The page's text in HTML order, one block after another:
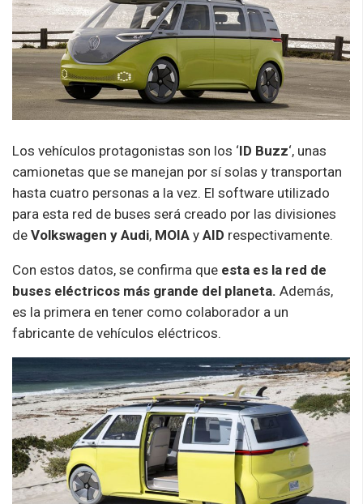
Los vehículos protagonistas son los ‘ID Buzz‘, unas
camionetas que se manejan por sí solas y transportan
hasta cuatro personas a la vez. El software utilizado
para esta red de buses será creado por las divisiones
de Volkswagen y Audi, MOIA y AID respectivamente.
Con estos datos, se confirma que esta es la red de
buses eléctricos más grande del planeta. Además,
es la primera en tener como colaborador a un
fabricante de vehículos eléctricos.